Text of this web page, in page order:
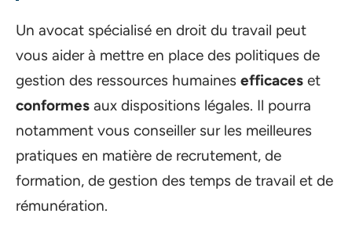
Un avocat spécialisé en droit du travail peut
vous aider à mettre en place des politiques de
gestion des ressources humaines efficaces et
conformes aux dispositions légales. Il pourra
notamment vous conseiller sur les meilleures
pratiques en matière de recrutement, de
formation, de gestion des temps de travail et de
rémunération.